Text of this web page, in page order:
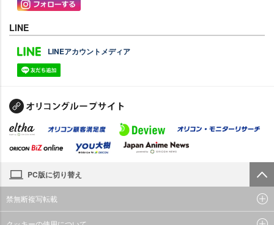
LINE
LINEアカウントメディア
PC版に切り替え
禁無断複写転載